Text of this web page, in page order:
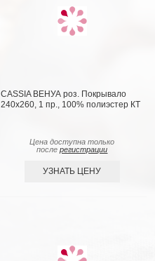
CASSIA ВЕНУА роз. Покрывало
240х260, 1 пр., 100% полиэстер КТ
Цена доступна только
послерегистрации
УЗНАТЬ ЦЕНУ